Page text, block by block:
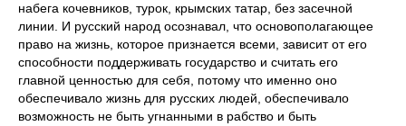
набега кочевников, турок, крымских татар, без засечной
линии. И русский народ осознавал, что основополагающее
право на жизнь, которое признается всеми, зависит от его
способности поддерживать государство и считать его
главной ценностью для себя, потому что именно оно
обеспечивало жизнь для русских людей, обеспечивало
возможность не быть угнанными в рабство и быть